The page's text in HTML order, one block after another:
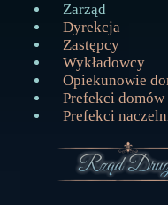
Zarząd
Dyrekcja
Zastępcy
Wykładowcy
Opiekunowie
Prefekci domów
Prefekci